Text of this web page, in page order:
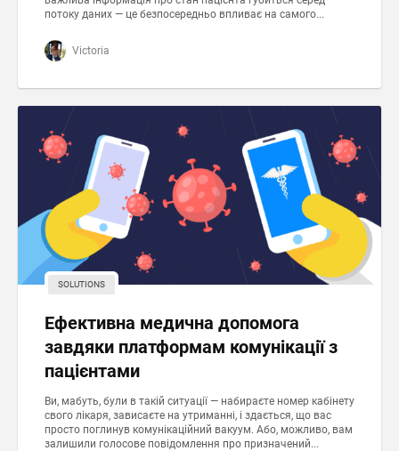
потоку даних — це безпосередньо впливає на самого...
Victoria
SOLUTIONS
Ефективна медична допомога
завдяки платформам комунікації з
пацієнтами
Ви, мабуть, були в такій ситуації — набираєте номер кабінету
свого лікаря, зависаєте на утриманні, і здається, що вас
просто поглинув комунікаційний вакуум. Або, можливо, вам
залишили голосове повідомлення про призначений...